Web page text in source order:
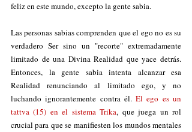
feliz en este mundo, excepto la gente sabia.
Las personas sabias comprenden que el ego no es su
verdadero Ser sino un "recorte" extremadamente
limitado de una Divina Realidad que yace detrás.
Entonces, la gente sabia intenta alcanzar esa
Realidad renunciando al limitado ego, y no
luchando ignorantemente contra él. El ego es un
tattva (15) en el sistema Trika, que juega un rol
crucial para que se manifiesten los mundos mentales